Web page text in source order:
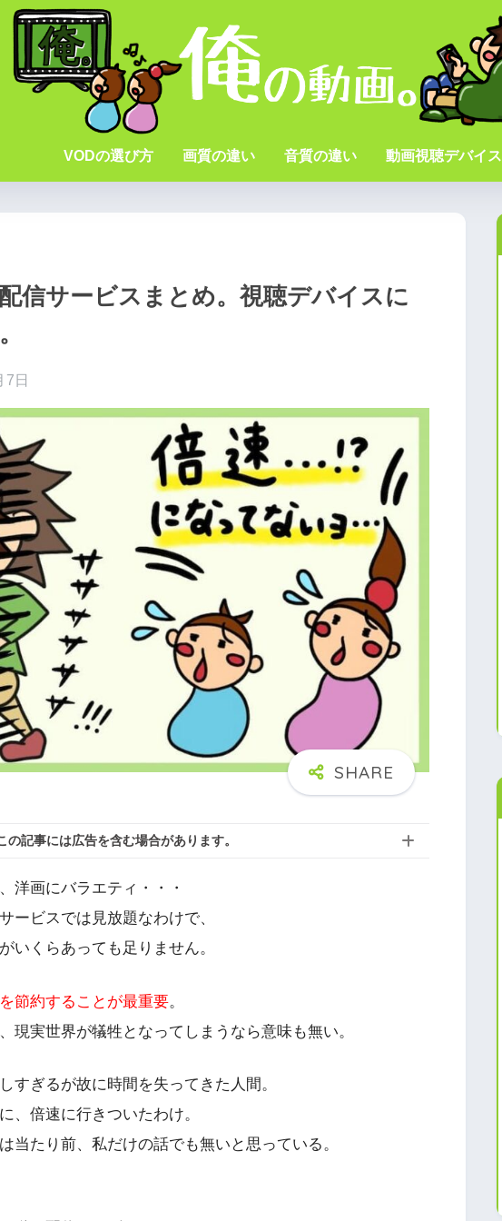
VODの選び方 画質の違い 音質の違い 動画視聴デバイス
信サービスまとめ。視聴デバイスに
7日
の記事には広告を含む場合があります。
洋画にバラエティ・・・
ービスでは見放題なわけで、
いくらあっても足りません。
節約することが最重要。
現実世界が犠牲となってしまうなら意味も無い。
すぎるが故に時間を失ってきた人間。
、倍速に行きついたわけ。
当たり前、私だけの話でも無いと思っている。